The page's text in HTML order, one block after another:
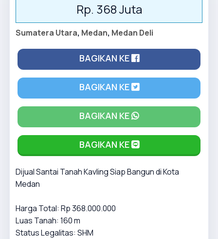
Rp. 368 Juta
Sumatera Utara, Medan, Medan Deli
BAGIKAN KE
BAGIKAN KE
BAGIKAN KE
BAGIKAN KE
Dijual Santai Tanah Kavling Siap Bangun di Kota
Medan
Harga Total: Rp 368.000.000
Luas Tanah: 160 m
Status Legalitas: SHM